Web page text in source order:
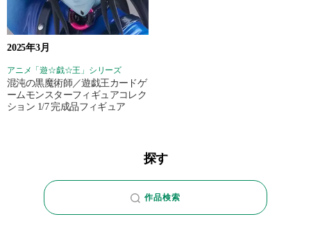
2025年3月
アニメ「遊☆戯☆王」シリーズ
混沌の黒魔術師／遊戯王カードゲ
ームモンスターフィギュアコレク
ション 1/7 完成品フィギュア
探す
作品検索